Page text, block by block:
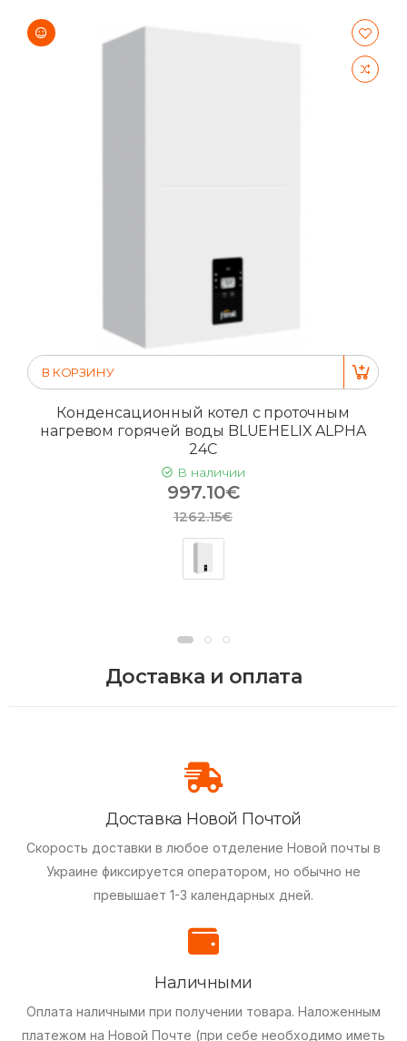
В КОРЗИНУ
Конденсационный котел с проточным
нагревом горячей воды BLUEHELIX ALPHA
24C
В наличии
997.10€
1262.15€
Доставка и оплата
Доставка Новой Почтой
Скорость доставки в любое отделение Новой почты в
Украине фиксируется оператором, но обычно не
превышает 1-3 календарных дней.
Наличными
Оплата наличными при получении товара. Наложенным
платежом на Новой Почте (при себе необходимо иметь